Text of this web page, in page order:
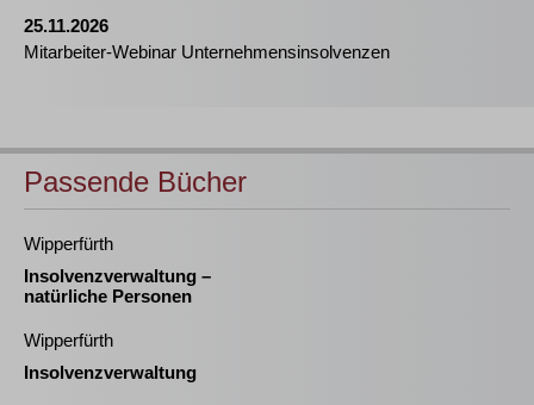
25.11.2026
Mitarbeiter-Webinar Unternehmensinsolvenzen
Passende Bücher
Wipperfürth
Insolvenzverwaltung –
natürliche Personen
Wipperfürth
Insolvenzverwaltung